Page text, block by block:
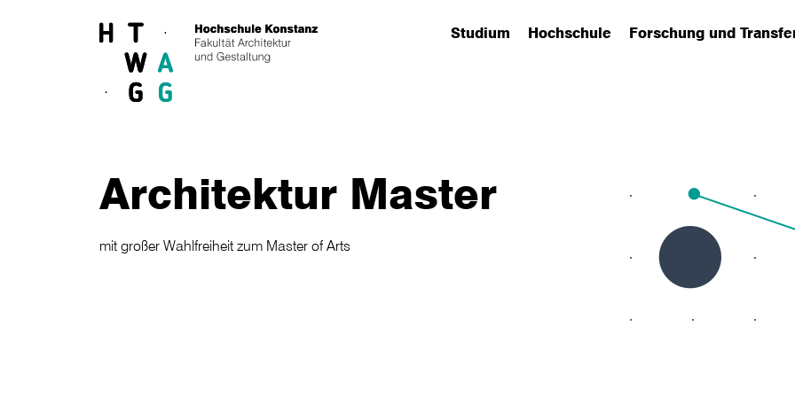
Studium
(has submenu)Hochschule
(has submenu)Forschung und
(has submenu)
Architektur Master
mit großer Wahlfreiheit zum Master of Arts